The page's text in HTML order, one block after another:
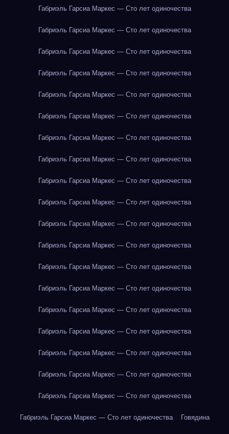
Габриэль Гарсиа Маркес — Сто лет одиночества
Габриэль Гарсиа Маркес — Сто лет одиночества
Габриэль Гарсиа Маркес — Сто лет одиночества
Габриэль Гарсиа Маркес — Сто лет одиночества
Габриэль Гарсиа Маркес — Сто лет одиночества
Габриэль Гарсиа Маркес — Сто лет одиночества
Габриэль Гарсиа Маркес — Сто лет одиночества
Габриэль Гарсиа Маркес — Сто лет одиночества
Габриэль Гарсиа Маркес — Сто лет одиночества
Габриэль Гарсиа Маркес — Сто лет одиночества
Габриэль Гарсиа Маркес — Сто лет одиночества
Габриэль Гарсиа Маркес — Сто лет одиночества
Габриэль Гарсиа Маркес — Сто лет одиночества
Габриэль Гарсиа Маркес — Сто лет одиночества
Габриэль Гарсиа Маркес — Сто лет одиночества
Габриэль Гарсиа Маркес — Сто лет одиночества
Габриэль Гарсиа Маркес — Сто лет одиночества
Габриэль Гарсиа Маркес — Сто лет одиночества
Габриэль Гарсиа Маркес — Сто лет одиночества
Габриэль Гарсиа Маркес — Сто лет одиночества Говядина